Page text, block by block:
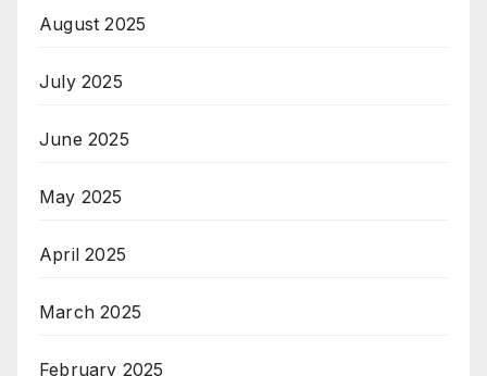
August 2025
July 2025
June 2025
May 2025
April 2025
March 2025
February 2025